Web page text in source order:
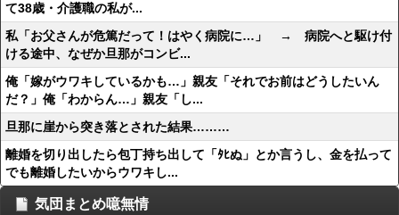
て38歳・介護職の私が...
私「お父さんが危篤だって！はやく病院に…」 → 病院へと駆け付
ける途中、なぜか旦那がコンビ...
俺「嫁がウワキしているかも…」親友「それでお前はどうしたいん
だ？」俺「わからん…」親友「し...
旦那に崖から突き落とされた結果………
離婚を切り出したら包丁持ち出して「ﾀﾋぬ」とか言うし、金を払って
でも離婚したいからウワキし...
気団まとめ噫無情